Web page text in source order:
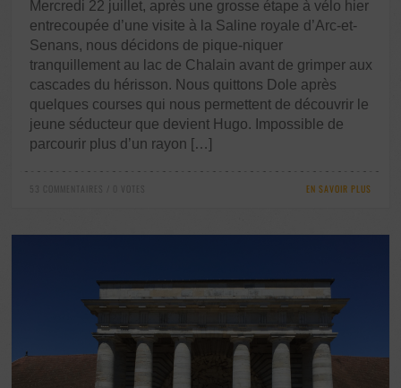
Mercredi 22 juillet, après une grosse étape à vélo hier
entrecoupée d’une visite à la Saline royale d’Arc-et-
Senans, nous décidons de pique-niquer
tranquillement au lac de Chalain avant de grimper aux
cascades du hérisson. Nous quittons Dole après
quelques courses qui nous permettent de découvrir le
jeune séducteur que devient Hugo. Impossible de
parcourir plus d’un rayon […]
53 COMMENTAIRES / 0 VOTES EN SAVOIR PLUS